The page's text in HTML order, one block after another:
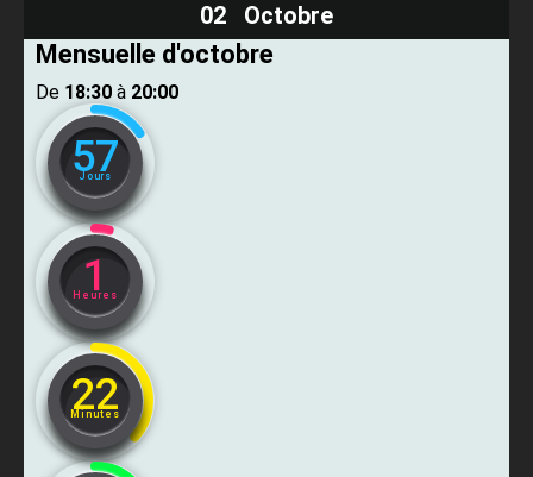
02 Octobre
Mensuelle d'octobre
De ​ 18:30 ​ à ​ 20:00
57
Jours
1
Heures
22
Minutes